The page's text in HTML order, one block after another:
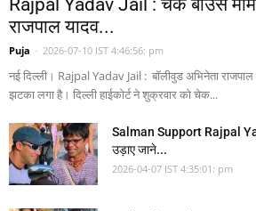
Rajpal Yadav Jail : चेक बाउंस
राजपाल यादव...
Puja - 2026-07-10 IST 4:46:56: pm
नई दिल्ली। Rajpal Yadav Jail : बॉलीवुड अभिनेता राजपाल
झटका लगा है। दिल्ली हाईकोर्ट ने शुक्रवार को चेक...
Salman Support Rajpal
उड़ाए जाने...
2026-04-07 IST 4:35:01: pm